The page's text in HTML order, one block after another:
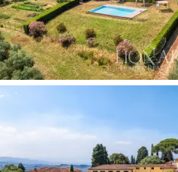
se uma encantadora adega
armazenamento e degustação,
integrada às fundações